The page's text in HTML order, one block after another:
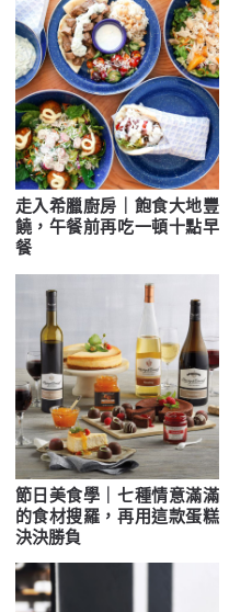
走入希臘廚房｜飽食大地豐
饒，午餐前再吃一頓十點早
餐
節日美食學｜七種情意滿滿
的食材搜羅，再用這款蛋糕
決決勝負